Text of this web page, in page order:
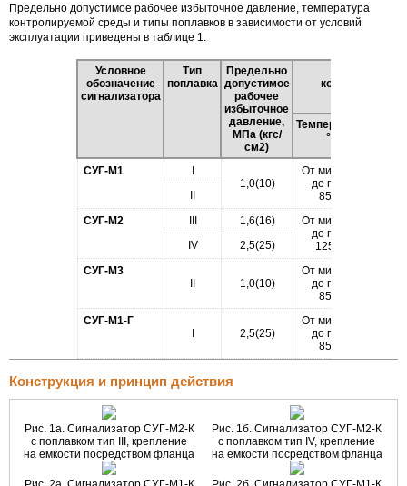
Предельно допустимое рабочее избыточное давление, температура
контролируемой среды и типы поплавков в зависимости от условий
эксплуатации приведены в таблице 1.
Условное
обозначение
сигнализатора
Тип
поплавка
Предельно
допустимое
рабочее
избыточное
давление,
МПа (кгс/
см2)
Температура,
°С
СУГ-М1
1,0(10)
От минус 60
до плюс
85,°С
СУГ-М2
1,6(16)
От минус 60
до плюс
125,°С
IV
2,5(25)
СУГ-М3
1,0(10)
От минус 60
до плюс
85,°С
СУГ-М1-Г
2,5(25)
От минус 60
до плюс
85,°С
Конструкция и принцип действия
Рис. 1а. Сигнализатор СУГ-М2-К
с поплавком тип III, крепление
на емкости посредством фланца
Рис. 1б. СигнализаторСУГ-М2-К
с поплавком тип IV, крепление
на емкости посредством фланца